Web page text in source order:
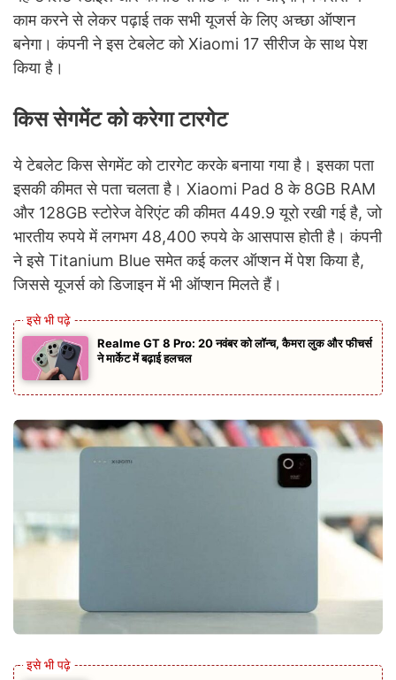
काम करने से लेकर पढ़ाई तक सभी यूजर्स के लिए अच्छा ऑप्शन
बनेगा। कंपनी ने इस टेबलेट को Xiaomi 17 सीरीज के साथ पेश
किया है।
किस सेगमेंट को करेगा टारगेट
ये टेबलेट किस सेगमेंट को टारगेट करके बनाया गया है। इसका पता
इसकी कीमत से पता चलता है। Xiaomi Pad 8 के 8GB RAM
और 128GB स्टोरेज वेरिएंट की कीमत 449.9 यूरो रखी गई है, जो
भारतीय रुपये में लगभग 48,400 रुपये के आसपास होती है। कंपनी
ने इसे Titanium Blue समेत कई कलर ऑप्शन में पेश किया है,
जिससे यूजर्स को डिजाइन में भी ऑप्शन मिलते हैं।
Realme GT 8 Pro: 20 नवंबर को लॉन्च, कैमरा लुक और फीचर्स
ने मार्केट में बढ़ाई हलचल